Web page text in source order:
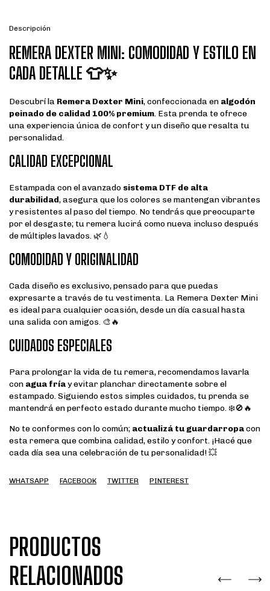
Descripción
REMERA DEXTER MINI: COMODIDAD Y ESTILO EN
CADA DETALLE 👕✨
Descubrí la Remera Dexter Mini, confeccionada en algodón
peinado de calidad 100% premium. Esta prenda te ofrece
una experiencia única de confort y un diseño que resalta tu
personalidad.
CALIDAD EXCEPCIONAL
Estampada con el avanzado sistema DTF de alta
durabilidad, asegura que los colores se mantengan vibrantes
y resistentes al paso del tiempo. No tendrás que preocuparte
por el desgaste; tu remera lucirá como nueva incluso después
de múltiples lavados. 🌿💧
COMODIDAD Y ORIGINALIDAD
Cada diseño es exclusivo, pensado para que puedas
expresarte a través de tu vestimenta. La Remera Dexter Mini
es ideal para cualquier ocasión, desde un día casual hasta
una salida con amigos. 🎨🔥
CUIDADOS ESPECIALES
Para prolongar la vida de tu remera, recomendamos lavarla
con agua fríay evitar planchar directamente sobre el
estampado. Siguiendo estos simples cuidados, tu prenda se
mantendrá en perfecto estado durante mucho tiempo. ❄️🚫🔥
No te conformes con lo común; actualizá tu guardarropacon
esta remera que combina calidad, estilo y confort. ¡Hacé que
cada día sea una celebración de tu personalidad! 💥
WHATSAPP FACEBOOK TWITTER PINTEREST
PRODUCTOS
RELACIONADOS